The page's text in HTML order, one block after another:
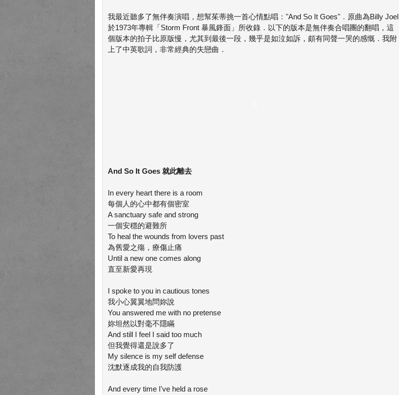
我最近聽多了無伴奏演唱，想幫茱蒂挑一首心情點唱："And So It Goes"．原曲為Billy Joel
於1973年專輯「Storm Front 暴風鋒面」所收錄．以下的版本是無伴奏合唱團的翻唱，這
個版本的拍子比原版慢，尤其到最後一段，幾乎是如泣如訴，頗有同聲一哭的感慨．我附
上了中英歌詞，非常經典的失戀曲．
And So It Goes 就此離去
In every heart there is a room
每個人的心中都有個密室
A sanctuary safe and strong
一個安穩的避難所
To heal the wounds from lovers past
為舊愛之殤，療傷止痛
Until a new one comes along
直至新愛再現
I spoke to you in cautious tones
我小心翼翼地問妳說
You answered me with no pretense
妳坦然以對毫不隱瞞
And still I feel I said too much
但我覺得還是說多了
My silence is my self defense
沈默逐成我的自我防護
And every time I've held a rose